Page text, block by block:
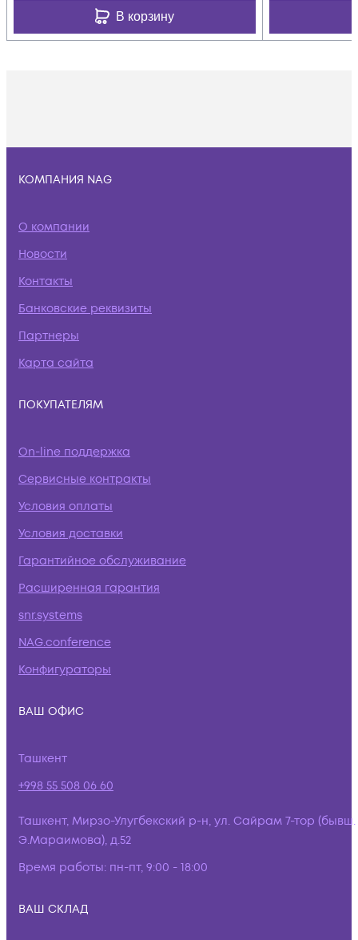
В корзину
КОМПАНИЯ NAG
О компании
Новости
Контакты
Банковские реквизиты
Партнеры
Карта сайта
ПОКУПАТЕЛЯМ
On-line поддержка
Сервисные контракты
Условия оплаты
Условия доставки
Гарантийное обслуживание
Расширенная гарантия
snr.systems
NAG.conference
Конфигураторы
ВАШ ОФИС
Ташкент
+998 55 508 06 60
Ташкент, Мирзо-Улугбекский р-н, ул. Сайрам 7-тор (бывш.
Э.Мараимова), д.52
Время работы: пн-пт, 9:00 - 18:00
ВАШ СКЛАД